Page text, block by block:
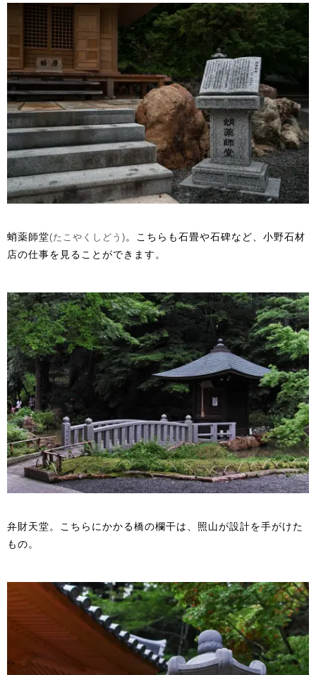
蛸薬師堂(たこやくしどう) 。こちらも石畳や石碑など、小野石材
店の仕事を見ることができます。
弁財天堂。こちらにかかる橋の欄干は、照山が設計を手がけた
もの。